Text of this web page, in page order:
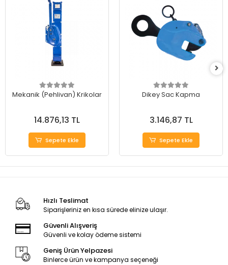
Mekanik (Pehlivan) Krikolar
14.876,13 TL
Sepete Ekle
Dikey Sac Kapma
3.146,87 TL
Sepete Ekle
Hızlı Teslimat
Siparişleriniz en kısa sürede elinize ulaşır.
Güvenli Alışveriş
Güvenli ve kolay ödeme sistemi
Geniş Ürün Yelpazesi
Binlerce ürün ve kampanya seçeneği